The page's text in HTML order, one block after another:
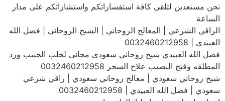
نحن مستعدين لتلقي كافة استفساراتكم واستشاراتكم على مدار
الساعة
الراقي الشرعي | المعالج الروحاني | الشيخ الروحاني | فضل الله
العبيدي | 0032460212958
فضل الله العبيدي شيخ روحانى سعودى مجانى لجلب الحبيب ورد
المطلقه وفتح النصيب علاج السحر 0032460212958
شيخ روحاني سعودي | معالج روحاني سعودي | راقي شرعي
سعودي | فضل الله العبيدي | 0032460212958